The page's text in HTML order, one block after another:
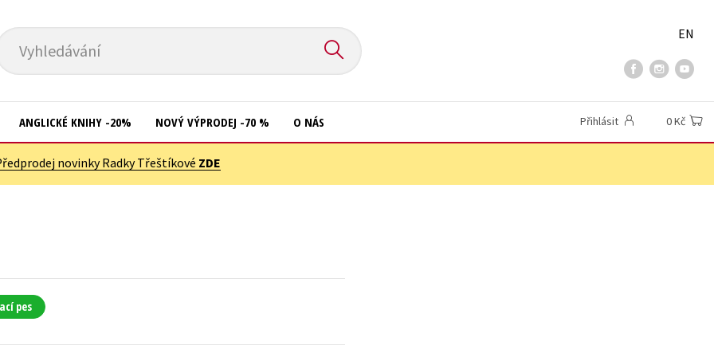
Vyhledávání
EN
ANGLICKÉ KNIHY -20% NOVÝ VÝPRODEJ -70 % O NÁS Přihlásit 0 Kč
novinky Radky Třeštíkové ZDE
pes